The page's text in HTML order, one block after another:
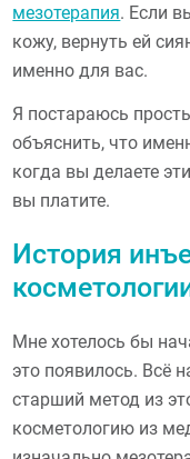
мезотерапия. Если
кожу, вернуть ей
именно для вас.
Я постараюсь
объяснить, что
когда вы делаете
вы платите.
История
Мне хотелось бы
это появилось. Всё
старший метод из
косметологию из